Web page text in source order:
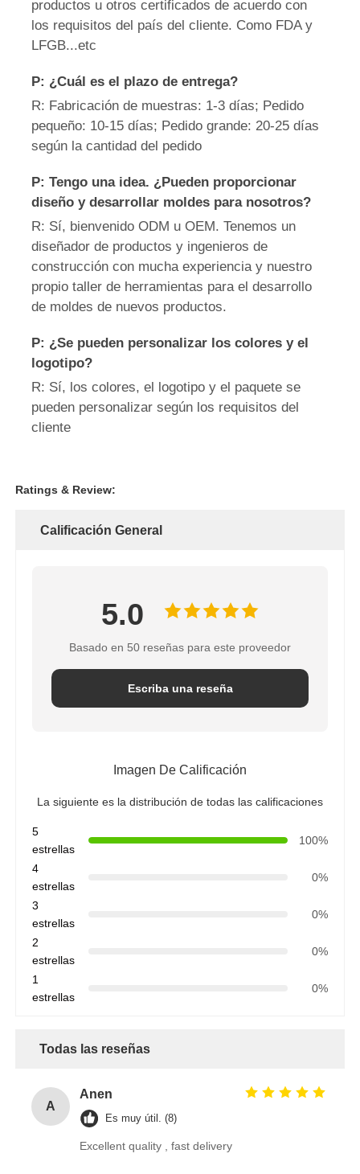
productos u otros certificados de acuerdo con
los requisitos del país del cliente. Como FDA y
LFGB...etc
P: ¿Cuál es el plazo de entrega?
R: Fabricación de muestras: 1-3 días; Pedido
pequeño: 10-15 días; Pedido grande: 20-25 días
según la cantidad del pedido
P: Tengo una idea. ¿Pueden proporcionar
diseño y desarrollar moldes para nosotros?
R: Sí, bienvenido ODM u OEM. Tenemos un
diseñador de productos y ingenieros de
construcción con mucha experiencia y nuestro
propio taller de herramientas para el desarrollo
de moldes de nuevos productos.
P: ¿Se pueden personalizar los colores y el
logotipo?
R: Sí, los colores, el logotipo y el paquete se
pueden personalizar según los requisitos del
cliente
Ratings & Review:
Calificación General
5.0
Basado en 50 reseñas para este proveedor
Escriba una reseña
Imagen De Calificación
La siguiente es la distribución de todas las calificaciones
5
estrellas
100%
4
estrellas
0%
3
estrellas
0%
2
estrellas
0%
1
estrellas
0%
Todas las reseñas
A
Anen
Es muy útil. (8)
Excellent quality , fast delivery